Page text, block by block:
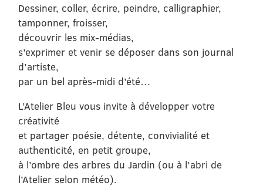
Dessiner, coller, écrire, peindre, calligraphier,
tamponner, froisser,
découvrir les mix-médias,
s’exprimer et venir se déposer dans son journal
d’artiste,
par un bel après-midi d’été…
L’Atelier Bleu vous invite à développer votre
créativité
et partager poésie, détente, convivialité et
authenticité, en petit groupe,
à l’ombre des arbres du Jardin (ou à l’abri de
l’Atelier selon météo).